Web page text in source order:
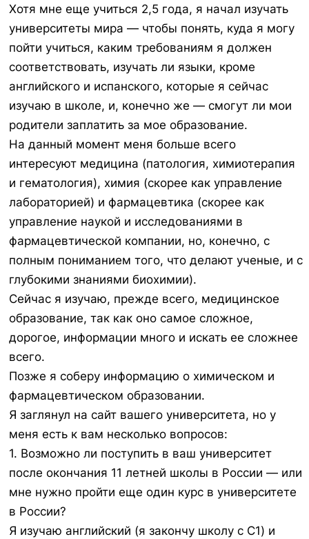
Хотя мне еще учиться 2,5 года, я начал изучать
университеты мира — чтобы понять, куда я могу
пойти учиться, каким требованиям я должен
соответствовать, изучать ли языки, кроме
английского и испанского, которые я сейчас
изучаю в школе, и, конечно же — смогут ли мои
родители заплатить за мое образование.
На данный момент меня больше всего
интересуют медицина (патология, химиотерапия
и гематология), химия (скорее как управление
лабораторией) и фармацевтика (скорее как
управление наукой и исследованиями в
фармацевтической компании, но, конечно, с
полным пониманием того, что делают ученые, и с
глубокими знаниями биохимии).
Сейчас я изучаю, прежде всего, медицинское
образование, так как оно самое сложное,
дорогое, информации много и искать ее сложнее
всего.
Позже я соберу информацию о химическом и
фармацевтическом образовании.
Я заглянул на сайт вашего университета, но у
меня есть к вам несколько вопросов:
1. Возможно ли поступить в ваш университет
после окончания 11 летней школы в России — или
мне нужно пройти еще один курс в университете
в России?
Я изучаю английский (я закончу школу с C1) и